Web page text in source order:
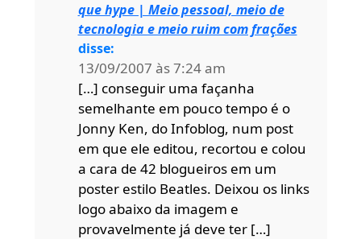
que hype | Meio pessoal, meio de
tecnologia e meio ruim com frações
disse:
13/09/2007 às 7:24 am
[…] conseguir uma façanha
semelhante em pouco tempo é o
Jonny Ken, do Infoblog, num post
em que ele editou, recortou e colou
a cara de 42 blogueiros em um
poster estilo Beatles. Deixou os links
logo abaixo da imagem e
provavelmente já deve ter […]